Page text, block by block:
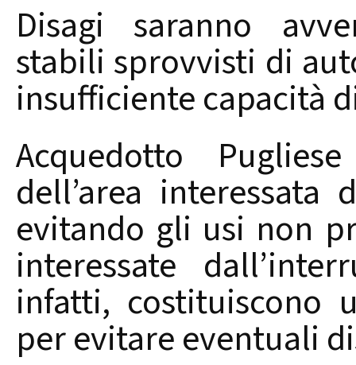
Disagi saranno
stabili sprovvisti di
insufficiente capacità
Acquedotto
dell’area interessata
evitando gli usi non
interessate
infatti, costituiscono
per evitare eventuali